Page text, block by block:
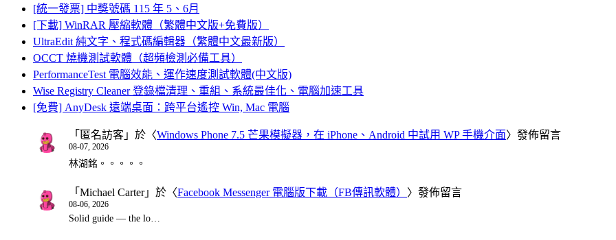
[統一發票] 中獎號碼 115 年 5、6月
[下載] WinRAR 壓縮軟體（繁體中文版+免費版）
UltraEdit 純文字、程式碼編輯器（繁體中文最新版）
OCCT 燒機測試軟體（超頻檢測必備工具）
PerformanceTest 電腦效能、運作速度測試軟體(中文版)
Wise Registry Cleaner 登錄檔清理、重組、系統最佳化、電腦加速工具
[免費] AnyDesk 遠端桌面：跨平台遙控 Win, Mac 電腦
「 匿名訪客 」於〈Windows Phone 7.5 芒果模擬器，在 iPhone、Android 中試用 WP 手機介面〉發佈留言
08-07, 2026
林湖銘。。。。。
「 Michael Carter」於〈Facebook Messenger 電腦版下載（FB傳訊軟體） 〉發佈留言
08-06, 2026
Solid guide — the lo…